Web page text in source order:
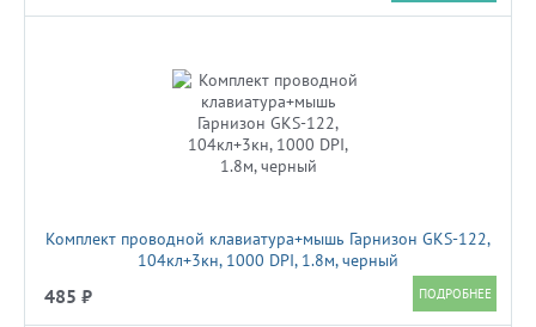
Комплект проводной клавиатура+мышь Гарнизон GKS-122,
104кл+3кн, 1000 DPI, 1.8м, черный
485 ₽